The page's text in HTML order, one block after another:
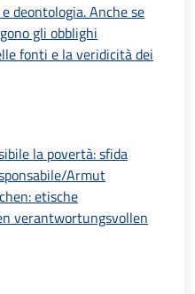
deontologia. Anche se
gli obblighi
fonti e la veridicità dei
la povertà: sfida
Armut
etische
verantwortungsvollen